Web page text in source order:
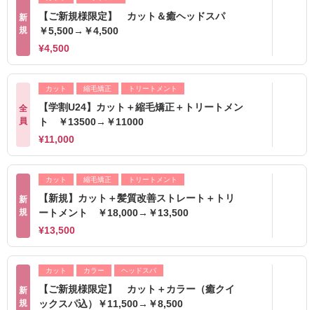
新
規
【ご新規様限定】 カット＆癒ヘッドスパ
￥5,500→￥4,500
¥4,500
全
員
カット 縮毛矯正 トリートメント
【学割U24】カット＋縮毛矯正＋トリートメン
ト ￥13500→￥11000
¥11,000
新
規
カット 縮毛矯正 トリートメント
【新規】カット＋髪質改善ストレート＋トリ
ートメント ￥18,000→￥13,500
¥13,500
新
規
カット カラー ヘッドスパ
【ご新規様限定】 カット＋カラー（癒クイ
ックスパ込）￥11,500→￥8,500